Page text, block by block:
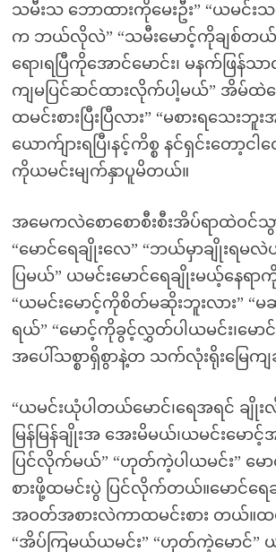
သမီးသ ဘောထားကိုမေးဦး” “ယမင်း
က ဘယ်လိုလဲ” “သမီးမောင့်ကိုချစ်တယ်မေ
ရော၊ရပြီကိုအောင်မောင်း၊ မနက်ဖြန်သ
ကျမပြင်ဆင်ထားလိုက်ပါ့မယ်” အိမ်ထဲရ
ထမင်းစားပြီးပြီလား” “မစားရသေးဘူ
ယောက်ျားရပြီ၊နင့်ကိစ္စ နင်ရှင်းတော့င
ကိုယမင်းမျက်နှာပူမိတယ်။
အမေကလဲစောစောစီးစီးအိပ်ရာထဲဝင်
“မောင်ရေချိုးလေ” “ဘယ်မှာချိုးရမလဲ
ပြမယ်” ယမင်းမောင်ရေချိုးမယ့်နေရ
“ယမင်းမောင့်ကိုစိတ်မဆိုးဘူးလား” “မဆို
ရယ်” “မောင့်ကိုခွင့်လွှတ်ပါယမင်း၊မော
အပေါ်သစ္စာရှိစွာနဲ့တ သက်လုံးရိုးမြေကျ
“ယမင်းယုံပါတယ်မောင်၊ရေအရင် ချိုး
မြန်မြန်ချိုးအ အေးမိမယ်၊ယမင်းမေ
ပြင်လိုက်မယ်” “ဟုတ်ကဲ့ပါယမင်း” မောင်
စားဖို့ထမင်းပွဲ ပြင်လိုက်တယ်။မောင်ရေချို
အဝတ်အစားလဲကာထမင်းစား တယ်။ထမင်
“အိပ်ကြမယ်ယမင်း” “ဟုတ်ကဲ့မောင်”